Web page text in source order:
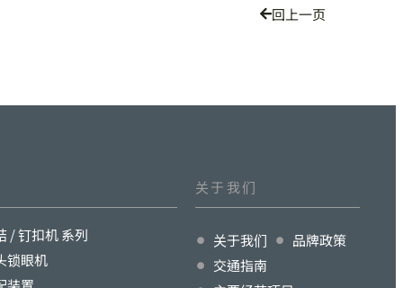
回上一页
/ 钉扣机 系列
锁眼机
关于我们
关于我们
品牌政策
交通指南